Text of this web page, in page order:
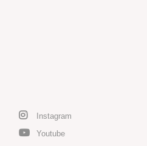
Instagram
Youtube